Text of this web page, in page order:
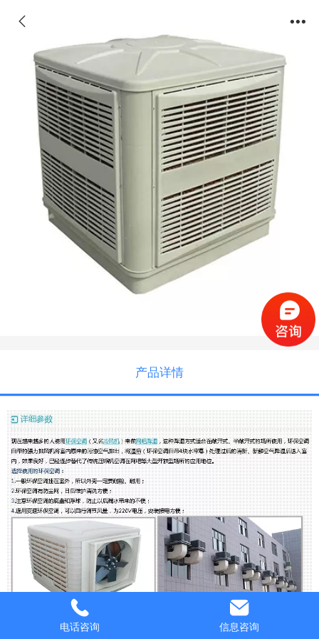
产品详情
电话咨询 信息咨询